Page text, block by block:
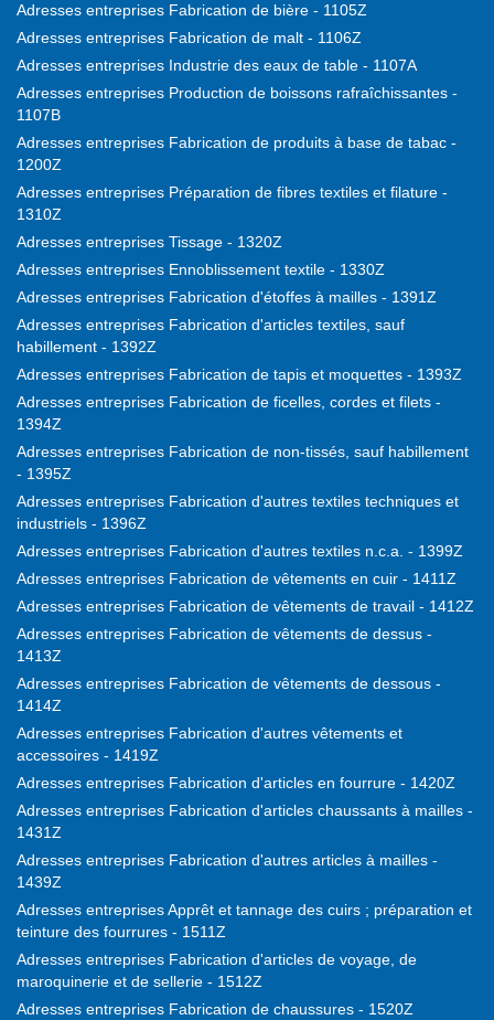
Adresses entreprises Fabrication de bière - 1105Z
Adresses entreprises Fabrication de malt - 1106Z
Adresses entreprises Industrie des eaux de table - 1107A
Adresses entreprises Production de boissons rafraîchissantes -
1107B
Adresses entreprises Fabrication de produits à base de tabac -
1200Z
Adresses entreprises Préparation de fibres textiles et filature -
1310Z
Adresses entreprises Tissage - 1320Z
Adresses entreprises Ennoblissement textile - 1330Z
Adresses entreprises Fabrication d'étoffes à mailles - 1391Z
Adresses entreprises Fabrication d'articles textiles, sauf
habillement - 1392Z
Adresses entreprises Fabrication de tapis et moquettes - 1393Z
Adresses entreprises Fabrication de ficelles, cordes et filets -
1394Z
Adresses entreprises Fabrication de non-tissés, sauf habillement
- 1395Z
Adresses entreprises Fabrication d'autres textiles techniques et
industriels - 1396Z
Adresses entreprises Fabrication d'autres textiles n.c.a. - 1399Z
Adresses entreprises Fabrication de vêtements en cuir - 1411Z
Adresses entreprises Fabrication de vêtements de travail - 1412Z
Adresses entreprises Fabrication de vêtements de dessus -
1413Z
Adresses entreprises Fabrication de vêtements de dessous -
1414Z
Adresses entreprises Fabrication d'autres vêtements et
accessoires - 1419Z
Adresses entreprises Fabrication d'articles en fourrure - 1420Z
Adresses entreprises Fabrication d'articles chaussants à mailles -
1431Z
Adresses entreprises Fabrication d'autres articles à mailles -
1439Z
Adresses entreprises Apprêt et tannage des cuirs ; préparation et
teinture des fourrures - 1511Z
Adresses entreprises Fabrication d'articles de voyage, de
maroquinerie et de sellerie - 1512Z
Adresses entreprises Fabrication de chaussures - 1520Z